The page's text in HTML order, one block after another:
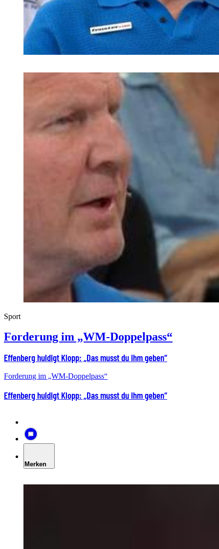
Sport
Forderung im „WM-Doppelpass“
Effenberg huldigt Klopp: „Das musst du ihm geben“
Forderung im „WM-Doppelpass“
Effenberg huldigt Klopp: „Das musst du ihm geben“
Merken